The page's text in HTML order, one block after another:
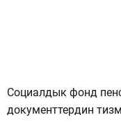
Социалдык фонд
документтердин